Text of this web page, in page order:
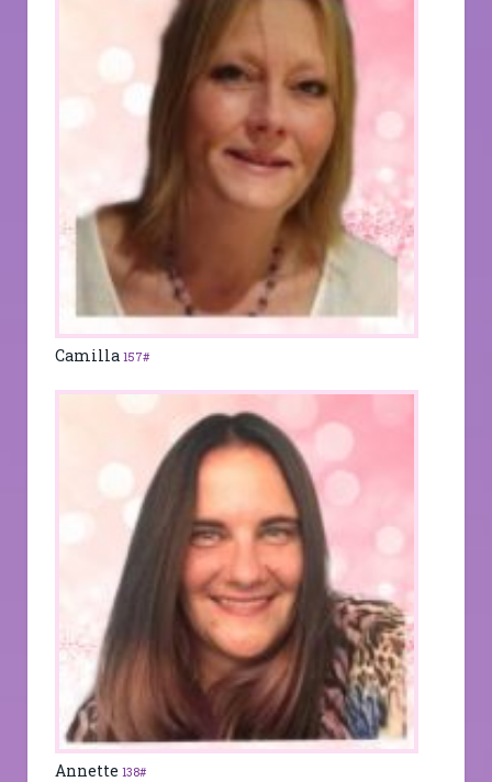
Camilla 157#
Annette 138#